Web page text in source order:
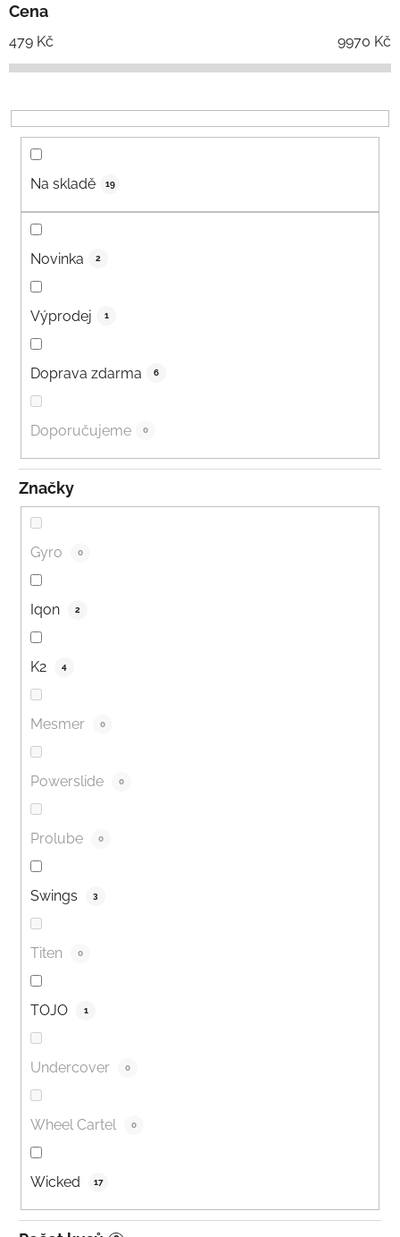
Cena
479 Kč 9970 Kč
Na skladě 19
Novinka 2
Výprodej 1
Doprava zdarma 6
Doporučujeme 0
Značky
Gyro 0
Iqon 2
K2 4
Mesmer 0
Powerslide 0
Prolube 0
Swings 3
Titen 0
TOJO 1
Undercover 0
Wheel Cartel 0
Wicked 17